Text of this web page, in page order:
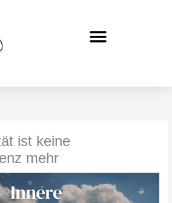
ist keine
mehr